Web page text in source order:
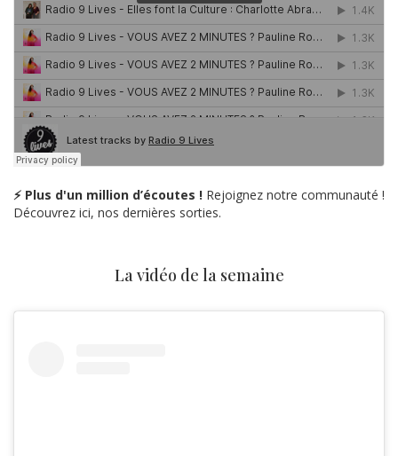
⚡ Plus d'un million d’écoutes ! Rejoignez notre communauté !
Découvrez ici, nos dernières sorties.
La vidéo de la semaine